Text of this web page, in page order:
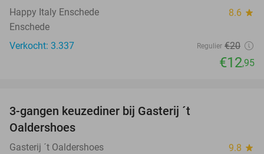
Happy Italy Enschede 8.6 star
Enschede
Verkocht: 3.337
Regulier €20
€12,95
3-gangen keuzediner bij Gasterij ´t
Oaldershoes
Gasterij ´t Oaldershoes 9.8 star